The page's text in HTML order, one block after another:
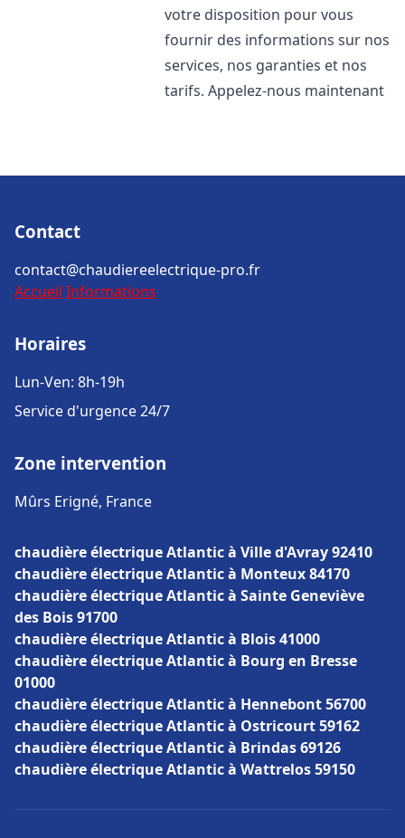
votre disposition pour vous
fournir des informations sur nos
services, nos garanties et nos
tarifs. Appelez-nous maintenant
Contact
contact@chaudiereelectrique-pro.fr
Accueil Informations
Horaires
Lun-Ven: 8h-19h
Service d'urgence 24/7
Zone intervention
Mûrs Erigné, France
chaudière électrique Atlantic à Ville d'Avray 92410
chaudière électrique Atlantic à Monteux 84170
chaudière électrique Atlantic à Sainte Geneviève
des Bois 91700
chaudière électrique Atlantic à Blois 41000
chaudière électrique Atlantic à Bourg en Bresse
01000
chaudière électrique Atlantic à Hennebont 56700
chaudière électrique Atlantic à Ostricourt 59162
chaudière électrique Atlantic à Brindas 69126
chaudière électrique Atlantic à Wattrelos 59150